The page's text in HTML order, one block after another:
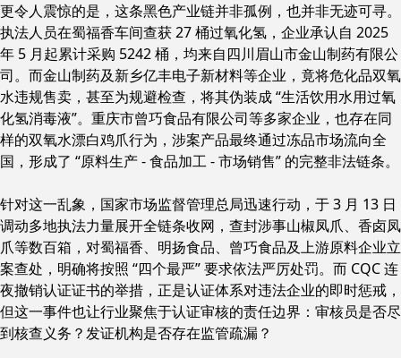
更令人震惊的是，这条黑色产业链并非孤例，也并非无迹可寻。
执法人员在蜀福香车间查获 27 桶过氧化氢，企业承认自 2025
年 5 月起累计采购 5242 桶，均来自四川眉山市金山制药有限公
司。而金山制药及新乡亿丰电子新材料等企业，竟将危化品双氧
水违规售卖，甚至为规避检查，将其伪装成 “生活饮用水用过氧
化氢消毒液”。重庆市曾巧食品有限公司等多家企业，也存在同
样的双氧水漂白鸡爪行为，涉案产品最终通过冻品市场流向全
国，形成了 “原料生产 - 食品加工 - 市场销售” 的完整非法链条。
针对这一乱象，国家市场监督管理总局迅速行动，于 3 月 13 日
调动多地执法力量展开全链条收网，查封涉事山椒凤爪、香卤凤
爪等数百箱，对蜀福香、明扬食品、曾巧食品及上游原料企业立
案查处，明确将按照 “四个最严” 要求依法严厉处罚。而 CQC 连
夜撤销认证证书的举措，正是认证体系对违法企业的即时惩戒，
但这一事件也让行业聚焦于认证审核的责任边界：审核员是否尽
到核查义务？发证机构是否存在监管疏漏？